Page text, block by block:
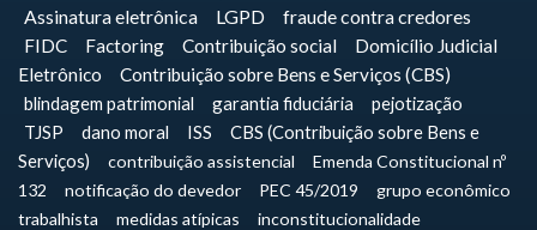
Assinatura eletrônica
LGPD fraude contra credores
FIDC Factoring Contribuição social
Domicílio Judicial
Eletrônico
Contribuição sobre Bens e Serviços (CBS)
blindagem patrimonial
garantia fiduciária
pejotização
TJSP
dano moral ISS
CBS (Contribuição sobre Bens e
Serviços)
contribuição assistencial
Emenda Constitucional nº
132
notificação do devedor PEC 45/2019
grupo econômico
trabalhista
medidas atípicas
inconstitucionalidade